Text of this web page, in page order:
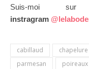
Suis-moi
instragram
cabillaud chapelure
parmesan
poireaux